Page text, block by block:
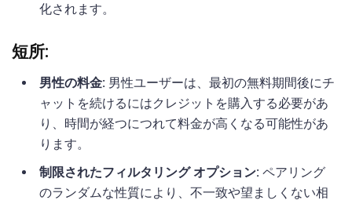
化されます。
短所:
男性の料金: 男性ユーザーは、最初の無料期間後にチ
ャットを続けるにはクレジットを購入する必要があ
り、時間が経つにつれて料金が高くなる可能性があ
ります。
制限されたフィルタリング オプション: ペアリング
のランダムな性質により、不一致や望ましくない相